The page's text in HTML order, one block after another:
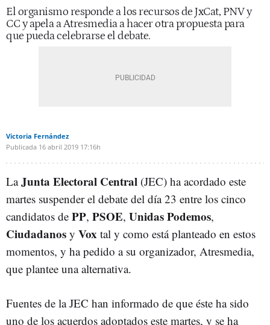
El organismo responde a los recursos de JxCat, PNV y
CC y apela a Atresmedia a hacer otra propuesta para
que pueda celebrarse el debate.
Victoria Fernández
Publicada 16 abril 2019 17:16h
LaJunta Electoral Central (JEC) ha acordado este
martes suspender el debate del día 23 entre los cinco
candidatos de PP, PSOE, UnidasPodemos,
Ciudadanos y Vox tal y como está planteado en estos
momentos, y ha pedido a su organizador, Atresmedia,
que plantee una alternativa.
Fuentes de la JEC han informado de que éste ha sido
uno de los acuerdos adoptados este martes, y se ha